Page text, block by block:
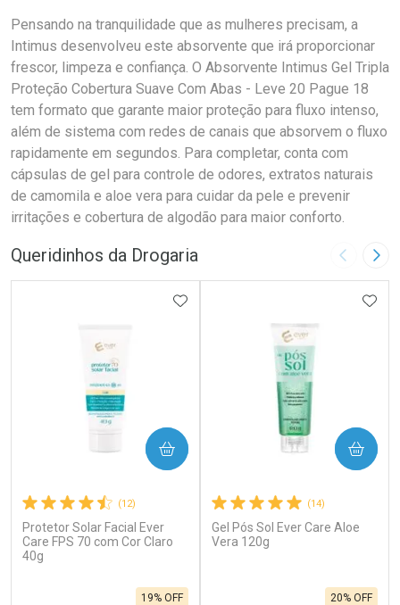
Pensando na tranquilidade que as mulheres precisam, a
Intimus desenvolveu este absorvente que irá proporcionar
frescor, limpeza e confiança. O Absorvente Intimus Gel Tripla
Proteção Cobertura Suave Com Abas - Leve 20 Pague 18
tem formato que garante maior proteção para fluxo intenso,
além de sistema com redes de canais que absorvem o fluxo
rapidamente em segundos. Para completar, conta com
cápsulas de gel para controle de odores, extratos naturais
de camomila e aloe vera para cuidar da pele e prevenir
irritações e cobertura de algodão para maior conforto.
Queridinhos da Drogaria Imagem
(12)
Protetor Solar Facial Ever
Care FPS 70 com Cor Claro
40g
19% OFF
ADICIONAR AOS FAVORITOS
COMPRAR
(14)
Gel Pós Sol Ever Care Aloe
Vera 120g
20% OFF
COMPRAR